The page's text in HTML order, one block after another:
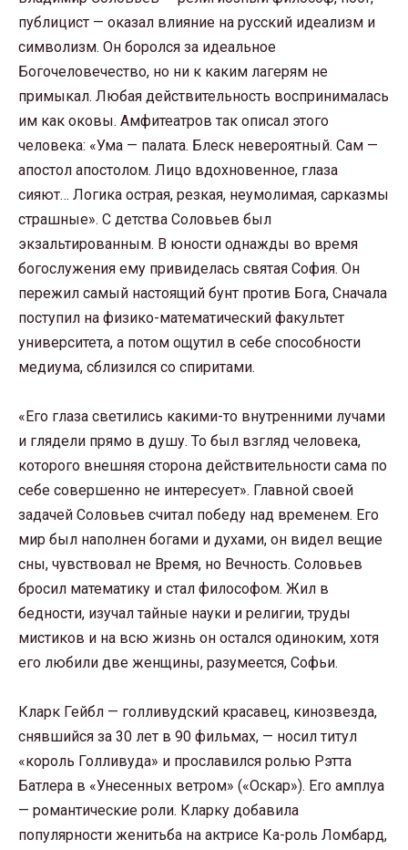
публицист — оказал влияние на русский идеализм и
символизм. Он боролся за идеальное
Богочеловечество, но ни к каким лагерям не
примыкал. Любая действительность воспринималась
им как оковы. Амфитеатров так описал этого
человека: «Ума — палата. Блеск невероятный. Сам —
апостол апостолом. Лицо вдохновенное, глаза
сияют… Логика острая, резкая, неумолимая, сарказмы
страшные». С детства Соловьев был
экзальтированным. В юности однажды во время
богослужения ему привиделась святая София. Он
пережил самый настоящий бунт против Бога, Сначала
поступил на физико-математический факультет
университета, а потом ощутил в себе способности
медиума, сблизился со спиритами.
«Его глаза светились какими-то внутренними лучами
и глядели прямо в душу. То был взгляд человека,
которого внешняя сторона действительности сама по
себе совершенно не интересует». Главной своей
задачей Соловьев считал победу над временем. Его
мир был наполнен богами и духами, он видел вещие
сны, чувствовал не Время, но Вечность. Соловьев
бросил математику и стал философом. Жил в
бедности, изучал тайные науки и религии, труды
мистиков и на всю жизнь он остался одиноким, хотя
его любили две женщины, разумеется, Софьи.
Кларк Гейбл — голливудский красавец, кинозвезда,
снявшийся за 30 лет в 90 фильмах, — носил титул
«король Голливуда» и прославился ролью Рэтта
Батлера в «Унесенных ветром» («Оскар»). Его амплуа
— романтические роли. Кларку добавила
популярности женитьба на актрисе Ка-роль Ломбард,